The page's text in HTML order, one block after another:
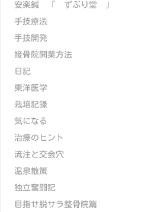
安楽鍼 「 ずぶり堂 」
手技療法
手技開発
接骨院開業方法
日記
東洋医学
栽培記録
気になる
治療のヒント
流注と交会穴
温泉散策
独立奮闘記
目指せ脱サラ整骨院篇